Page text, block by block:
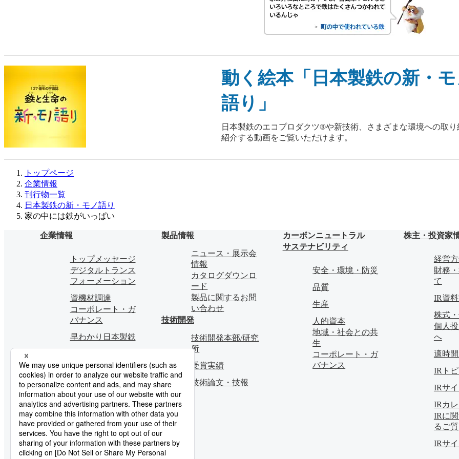
動く絵本「日本製鉄の新・モ
語り」
日本製鉄のエコプロダクツ®や新技術、さまざまな環境への取り
紹介する動画をご覧いただけます。
トップページ
企業情報
刊行物一覧
日本製鉄の新・モノ語り
家の中には鉄がいっぱい
企業情報
トップメッセージ
デジタルトランス
フォーメーション
資機材調達
コーポレート・ガ
バナンス
早わかり日本製鉄
製品情報
ニュース・展示会
情報
カタログダウンロ
ード
製品に関するお問
い合わせ
技術開発
技術開発本部/研究
所
受賞実績
技術論文・技報
カーボンニュートラル
サステナビリティ
安全・環境・防災
品質
生産
人的資本
地域・社会との共
生
コーポレート・ガ
バナンス
株主・投資家
経営
財務
て
IR資
株式
個人
へ
適時
IRト
IRサ
IRカ
IRに
るご
IRサ